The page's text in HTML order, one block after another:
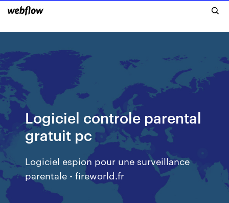
Logiciel controle parental
gratuit pc
Logiciel espion pour une surveillance
parentale - fireworld.fr